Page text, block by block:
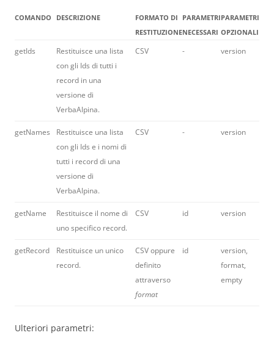
COMANDO DESCRIZIONE
FORMATO DI
RESTITUZIONE
PARAMETRI
NECESSARI
PARAMETRI
OPZIONALI
getIds
Restituisce una lista
con gli Ids di tutti i
record in una
versione di
VerbaAlpina.
CSV - version
getNames
Restituisce una lista
con gli Ids e i nomi di
tutti i record di una
versione di
VerbaAlpina.
CSV - version
getName
Restituisce il nome di
uno specifico record.
CSV id version
getRecord
Restituisce un unico
record.
CSV oppure
definito
attraverso
format
id
version,
format,
empty
Ulteriori parametri: